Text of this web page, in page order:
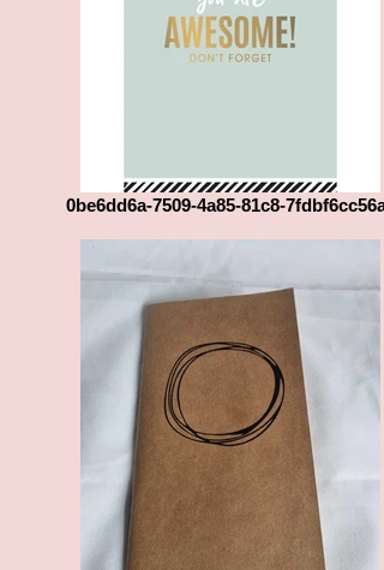
0be6dd6a-7509-4a85-81c8-7fdbf6cc56a0